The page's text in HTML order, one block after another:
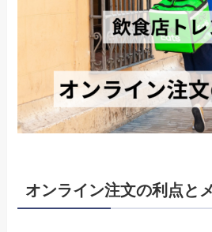
オンライン注文の利点と